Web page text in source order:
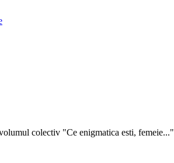
colectiv "Ce enigmatica esti, femeie..."